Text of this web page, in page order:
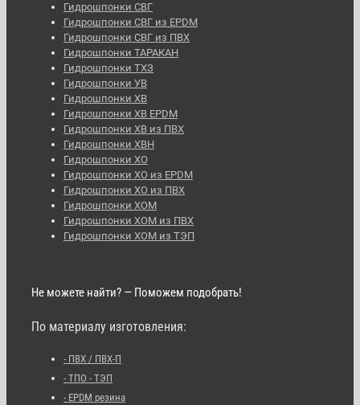
Гидрошпонки СВГ
Гидрошпонки СВГ из EPDM
Гидрошпонки СВГ из ПВХ
Гидрошпонки ТАРАКАН
Гидрошпонки ТХЗ
Гидрошпонки УВ
Гидрошпонки ХВ
Гидрошпонки ХВ EPDM
Гидрошпонки ХВ из ПВХ
Гидрошпонки ХВН
Гидрошпонки ХО
Гидрошпонки ХО из EPDM
Гидрошпонки ХО из ПВХ
Гидрошпонки ХОМ
Гидрошпонки ХОМ из ПВХ
Гидрошпонки ХОМ из ТЭП
Не можете найти? — Поможем подобрать!
По материалу изготовления:
- ПВХ / ПВХ-П
- ТПО - ТЭП
- EPDM резина